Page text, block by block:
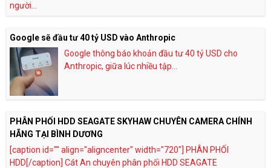
người...
Google sẽ đầu tư 40 tỷ USD vào Anthropic
Google thông báo khoản đầu tư 40 tỷ USD cho
Anthropic, giữa lúc nhiều tập...
PHÂN PHỐI HDD SEAGATE SKYHAW CHUYÊN CAMERA CHÍNH
HÃNG TẠI BÌNH DƯƠNG
[caption id="" align="aligncenter" width="720"] PHÂN PHỐI
HDD[/caption] Cát An chuyên phân phối HDD SEAGATE